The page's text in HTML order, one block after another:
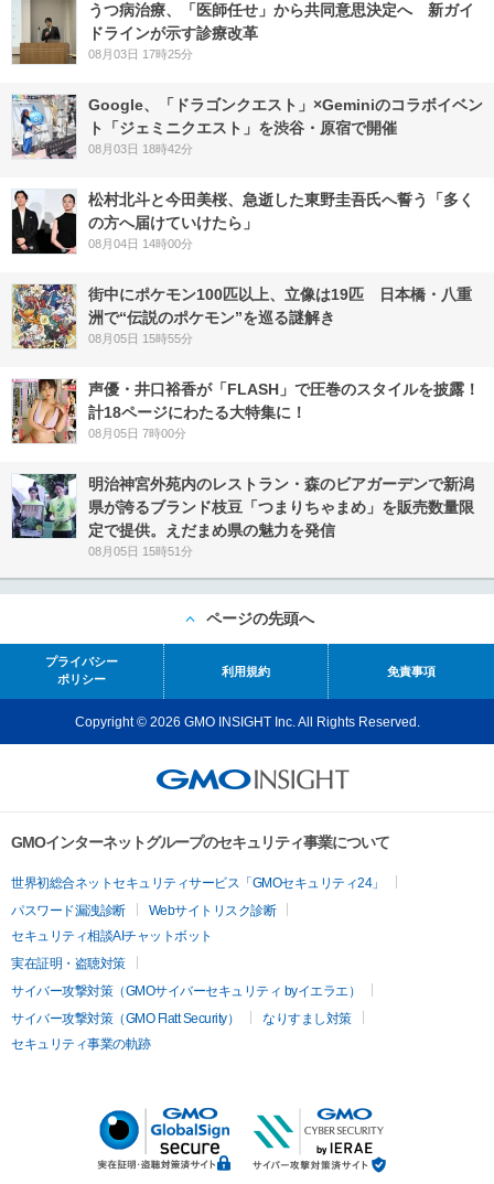
うつ病治療、「医師任せ」から共同意思決定へ 新ガイ
ドラインが示す診療改革
08月03日 17時25分
Google、「ドラゴンクエスト」×Geminiのコラボイベン
ト「ジェミニクエスト」を渋谷・原宿で開催
08月03日 18時42分
松村北斗と今田美桜、急逝した東野圭吾氏へ誓う「多く
の方へ届けていけたら」
08月04日 14時00分
街中にポケモン100匹以上、立像は19匹 日本橋・八重
洲で“伝説のポケモン”を巡る謎解き
08月05日 15時55分
声優・井口裕香が「FLASH」で圧巻のスタイルを披露！
計18ページにわたる大特集に！
08月05日 7時00分
明治神宮外苑内のレストラン・森のビアガーデンで新潟
県が誇るブランド枝豆「つまりちゃまめ」を販売数量限
定で提供。えだまめ県の魅力を発信
08月05日 15時51分
ページの先頭へ
プライバシー
ポリシー
利用規約 免責事項
Copyright © 2026 GMO INSIGHT Inc. All Rights Reserved.
GMOインターネットグループのセキュリティ事業について
世界初総合ネットセキュリティサービス「GMOセキュリティ24」
パスワード漏洩診断
Webサイトリスク診断
セキュリティ相談AIチャットボット
実在証明・盗聴対策
サイバー攻撃対策（GMOサイバーセキュリティ byイエラエ）
サイバー攻撃対策（GMO Flatt Security）
なりすまし対策
セキュリティ事業の軌跡